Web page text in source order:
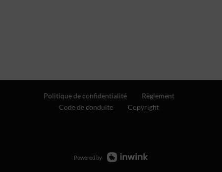
Politique de confidentialité
Règlement
Code de conduite
Copyright
Powered by